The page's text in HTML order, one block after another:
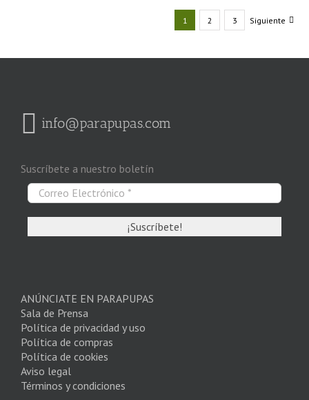
1 2 3 Siguiente
info@parapupas.com
Suscríbete a nuestro boletín
ANÚNCIATE EN PARAPUPAS
Sala de Prensa
Política de privacidad y uso
Política de compras
Política de cookies
Aviso legal
Términos y condiciones